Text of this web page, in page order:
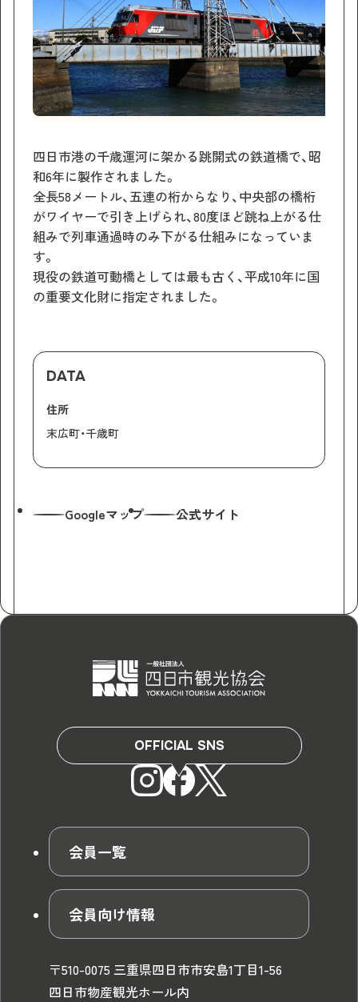
四日市港の千歳運河に架かる跳開式の鉄道橋で、昭
和6年に製作されました。
全長58メートル、五連の桁からなり、中央部の橋桁
がワイヤーで引き上げられ、80度ほど跳ね上がる仕
組みで列車通過時のみ下がる仕組みになっていま
す。
現役の鉄道可動橋としては最も古く、平成10年に国
の重要文化財に指定されました。
DATA
住所
末広町・千歳町
Googleマップ 公式サイト
会員一覧
会員向け情報
〒510-0075 三重県四日市市安島1丁目1-56
四日市物産観光ホール内
OFFICIAL SNS